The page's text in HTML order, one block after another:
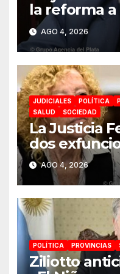
la reforma a
«Esta ley
AGO 4, 2026
JUDICIALES POLÍTICA
SALUD
SOCIEDAD
La Justicia
dos
ANMAT y el
causa del
AGO 4, 2026
POLÍTICA PROVINCIAS
Ziliotto